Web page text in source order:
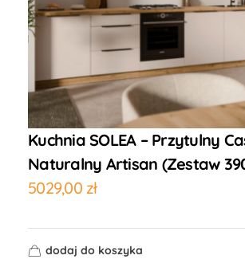
Kuchnia SOLEA – Przytulny
Naturalny Artisan (Zestaw
5029,00 zł
dodaj do koszyka